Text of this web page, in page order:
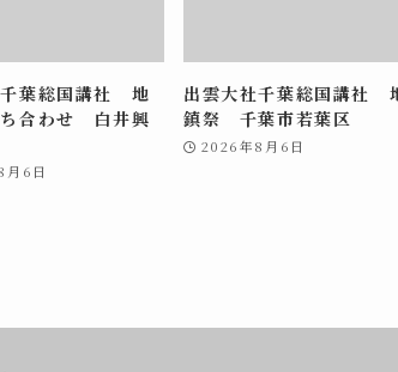
葉総国講社 地
合わせ 白井興
6日
出雲大社千葉総国講社
鎮祭 千葉市若葉区
2026年8月6日